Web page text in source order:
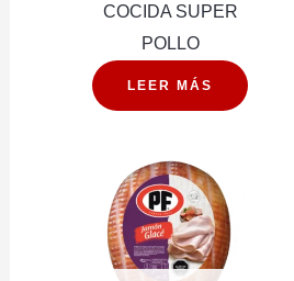
COCIDA SUPER
POLLO
LEER MÁS